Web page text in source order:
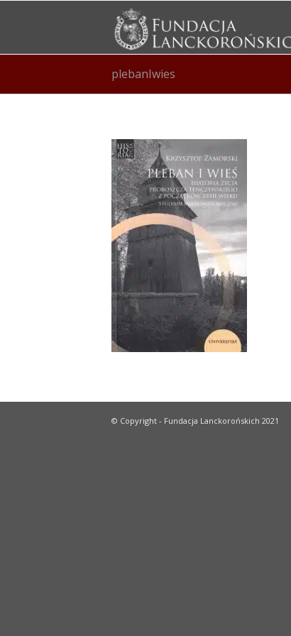
plebanIwies
© Copyright - Fundacja Lanckorońskich 2021